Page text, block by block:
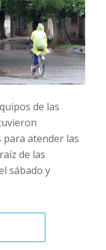
de las
atender las
de las
sábado y